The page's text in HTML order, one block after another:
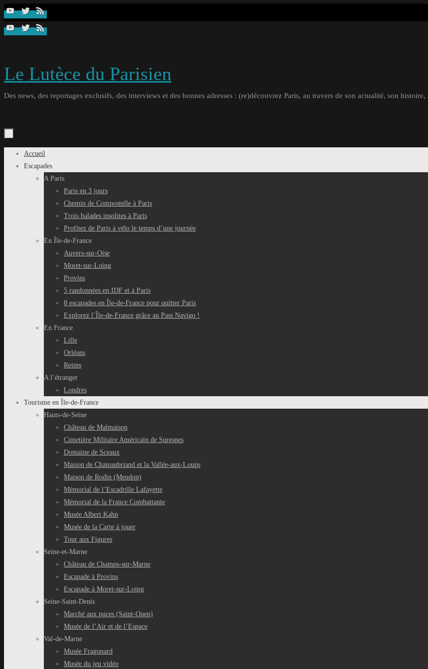
Passer
contenu
Le Lutèce du Parisien
Des news, des reportages exclusifs, des interviews et des bonnes adresses : (re)découvrez Paris, au travers de son actualité, son
Passer
Accueil
Escapades
A Paris
Paris en 3 jours
Chemin de Compostelle à Paris
Trois balades insolites à Paris
Profitez de Paris à vélo le temps d’une journée
En Île-de-France
Auvers-sur-Oise
Moret-sur-Loing
Provins
5 randonnées en IDF et à Paris
8 escapades en Île-de-France pour quitter Paris
Explorez l’Île-de-France grâce au Pass Navigo !
En France
Lille
Orléans
Reims
A l’étranger
Londres
Tourisme en Île-de-France
Hauts-de-Seine
Château de Malmaison
Cimetière Militaire Américain de Suresnes
Domaine de Sceaux
Maison de Chateaubriand et la Vallée-aux-Loups
Maison de Rodin (Meudon)
Mémorial de l’Escadrille Lafayette
Mémorial de la France Combattante
Musée Albert Kahn
Musée de la Carte à jouer
Tour aux Figures
Seine-et-Marne
Château de Champs-sur-Marne
Escapade à Provins
Escapade à Moret-sur-Loing
Seine-Saint-Denis
Marché aux puces (Saint-Ouen)
Musée de l’Air et de l’Espace
Val-de-Marne
Musée Fragonard
Musée du jeu vidéo